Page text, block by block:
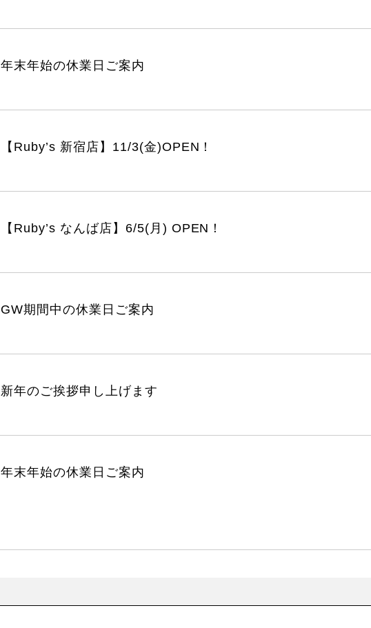
年末年始の休業日ご案内
【Ruby’s 新宿店】11/3(金)OPEN！
【Ruby’s なんば店】6/5(月) OPEN！
GW期間中の休業日ご案内
新年のご挨拶申し上げます
年末年始の休業日ご案内